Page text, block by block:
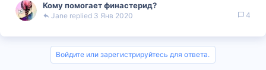
Кому помогает финастерид?
4
3 Янв 2020
Jane
Войдите или зарегистрируйтесь для ответа.